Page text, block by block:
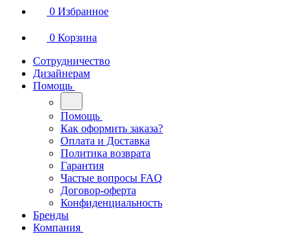
0 Избранное
0 Корзина
Сотрудничество
Дизайнерам
Помощь
Помощь
Как оформить заказа?
Оплата и Доставка
Политика возврата
Гарантия
Частые вопросы FAQ
Договор-оферта
Конфиденциальность
Бренды
Компания